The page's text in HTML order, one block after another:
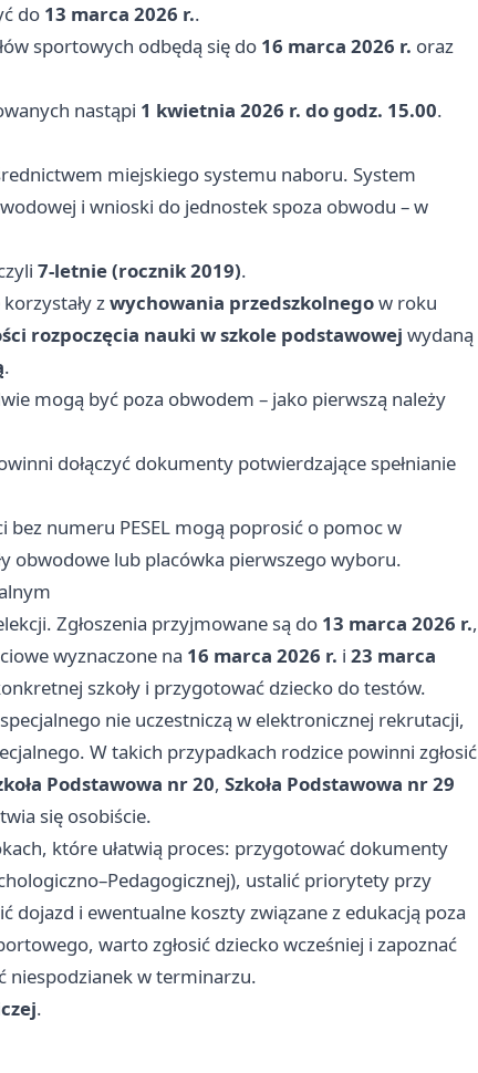
do 13 marca 2026 r..
sportowych odbędą się do 16 marca 2026 r. oraz
nastąpi 1 kwietnia 2026 r. do godz. 15.00.
miejskiego systemu naboru. System
i wnioski do jednostek spoza obwodu – w
7-letnie (rocznik 2019).
zwychowania przedszkolnegow roku
rozpoczęcia nauki w szkole podstawowej wydaną
.
mogą być poza obwodem – jako pierwszą należy
dołączyć dokumenty potwierdzające spełnianie
numeru PESEL mogą poprosić o pomoc w
obwodowe lub placówka pierwszego wyboru.
Zgłoszenia przyjmowane są do 13 marca 2026 r.,
wyznaczone na 16 marca 2026 r. i 23 marca
szkoły i przygotować dziecko do testów.
nie uczestniczą w elektronicznej rekrutacji,
W takich przypadkach rodzice powinni zgłosić
Podstawowa nr 20, Szkoła Podstawowa nr 29
się osobiście.
które ułatwią proces: przygotować dokumenty
ustalić priorytety przy
dojazd i ewentualne koszty związane z edukacją poza
warto zgłosić dziecko wcześniej i zapoznać
niespodzianek w terminarzu.
.